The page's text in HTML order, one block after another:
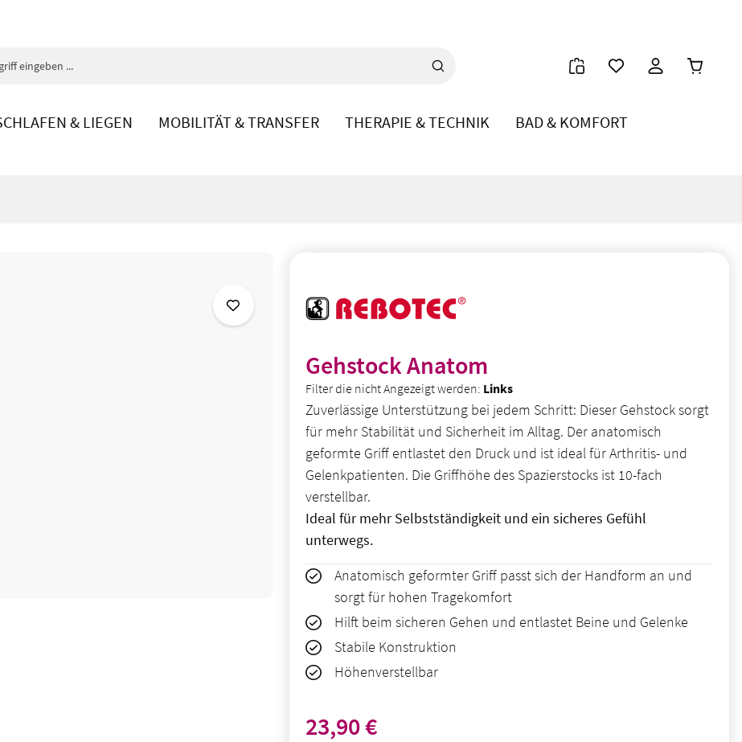
& LIEGEN MOBILITÄT & TRANSFER THERAPIE & TECHNIK BAD & KOMFORT
Gehstock Anatom
Filter die nicht Angezeigt werden: Links
Zuverlässige Unterstützung bei jedem Schritt: Dieser Gehstock sorgt
für mehr Stabilität und Sicherheit im Alltag. Der anatomisch
geformte Griff entlastet den Druck und ist ideal für Arthritis- und
Gelenkpatienten. Die Griffhöhe des Spazierstocks ist 10-fach
verstellbar.
Ideal für mehr Selbstständigkeit und ein sicheres Gefühl
unterwegs.
Anatomisch geformter Griff passt sich der Handform an und
sorgt für hohen Tragekomfort
Hilft beim sicheren Gehen und entlastet Beine und Gelenke
Stabile Konstruktion
Höhenverstellbar
Regulärer Preis:
23,90 €